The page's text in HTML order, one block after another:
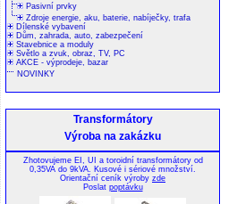
Pasivní prvky
Zdroje energie, aku, baterie, nabíječky, trafa
Dílenské vybavení
Dům, zahrada, auto, zabezpečení
Stavebnice a moduly
Světlo a zvuk, obraz, TV, PC
AKCE - výprodeje, bazar
NOVINKY
Transformátory
Výroba na zakázku
Zhotovujeme EI, UI a toroidní transformátory od
0,35VA do 9kVA. Kusové i sériové množství.
Orientační ceník výroby zde
Poslat poptávku